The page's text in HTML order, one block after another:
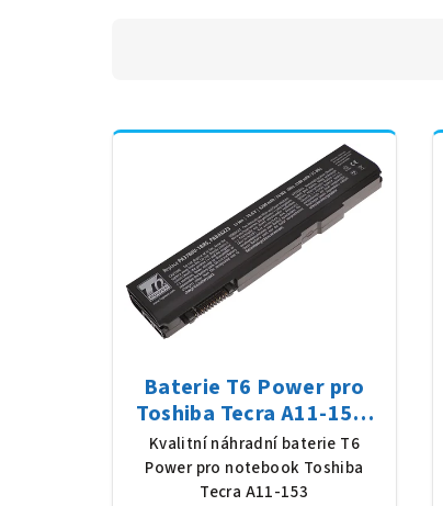
Baterie T6 Power pro
Toshiba Tecra A11-153,
Li-Ion, 10,8 V, 5200 mAh
(56 Wh), černá
Kvalitní náhradní baterie T6
Power pro notebook Toshiba
Tecra A11-153